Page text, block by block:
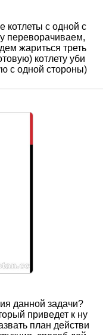
котлеты с одной с
переворачиваем,
жариться треть
котлету уби
с одной стороны)
данной задачи?
приведет к ну
план действи